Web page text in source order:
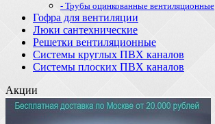
- Трубы оцинкованные вентиляционные
Гофра для вентиляции
Люки сантехнические
Решетки вентиляционные
Системы круглых ПВХ каналов
Системы плоских ПВХ каналов
Акции